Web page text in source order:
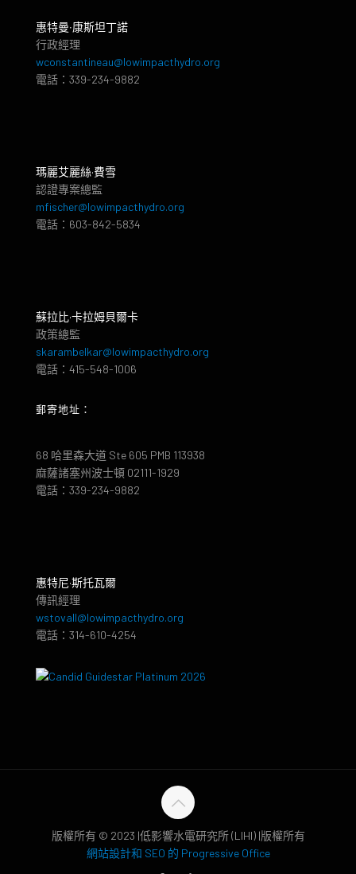
惠特曼‧康斯坦丁諾
行政經理
wconstantineau@lowimpacthydro.org
電話：339-234-9882
瑪麗艾麗絲·費雪
認證專案總監
mfischer@lowimpacthydro.org
電話：603-842-5834
蘇拉比·卡拉姆貝爾卡
政策總監
skarambelkar@lowimpacthydro.org
電話：415-548-1006
郵寄地址：
68 哈里森大道 Ste 605 PMB 113938
麻薩諸塞州波士頓 02111-1929
電話：339-234-9882
惠特尼·斯托瓦爾
傳訊經理
wstovall@lowimpacthydro.org
電話：314-610-4254
版權所有 © 2023 |低影響水電研究所 (LIHI) |版權所有
網站設計和 SEO 的 Progressive Office